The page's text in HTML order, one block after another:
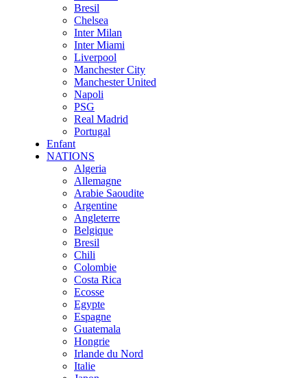
Bresil
Chelsea
Inter Milan
Inter Miami
Liverpool
Manchester City
Manchester United
Napoli
PSG
Real Madrid
Portugal
Enfant
NATIONS
Algeria
Allemagne
Arabie Saoudite
Argentine
Angleterre
Belgique
Bresil
Chili
Colombie
Costa Rica
Ecosse
Egypte
Espagne
Guatemala
Hongrie
Irlande du Nord
Italie